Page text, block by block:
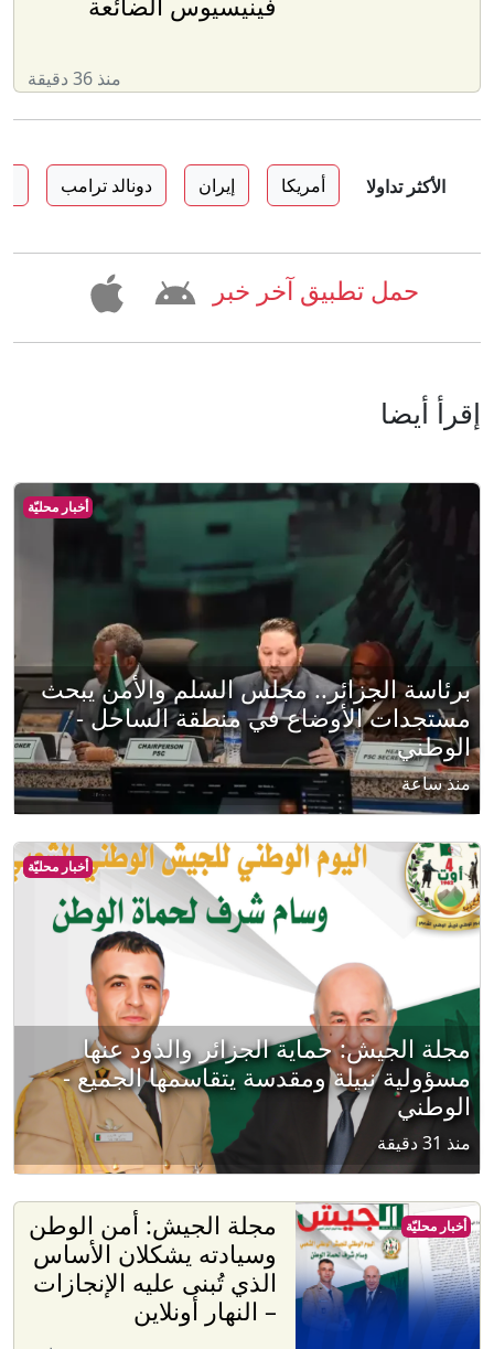
منذ 36 دقيقة
الأكثر تداولا أمريكا إيران دونالد ترامب
حمل تطبيق آخر خبر
إقرأ أيضا
أخبار محليّة
برئاسة الجزائر.. مجلس السلم والأمن يبحث
مستجدات الأوضاع في منطقة الساحل -
الوطني
منذ ساعة
أخبار محليّة
مجلة الجيش: حماية الجزائر والذود عنها
مسؤولية نبيلة ومقدسة يتقاسمها الجميع -
الوطني
منذ 31 دقيقة
مجلة الجيش: أمن الوطن
وسيادته يشكلان الأساس
الذي تُبنى عليه الإنجازات
– النهار أونلاين
أخبار محليّة